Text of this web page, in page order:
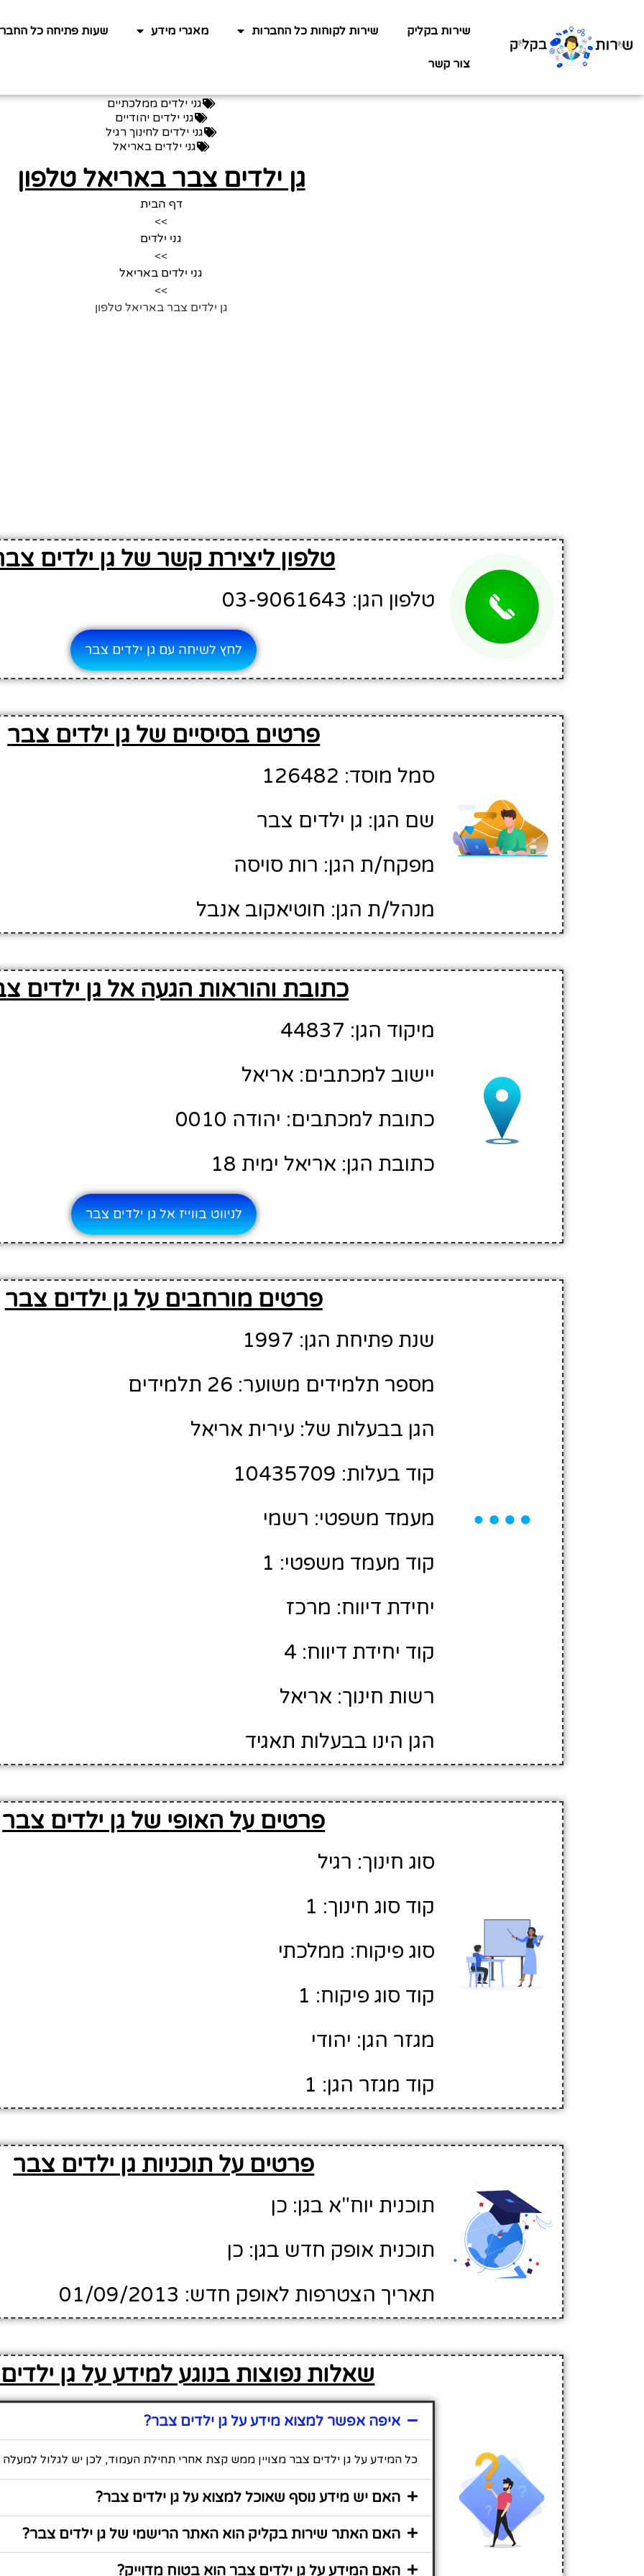
שירות בקליק שירות לקוחות כל החברות מאגרי מידע שעות פתיחה כל
צור קשר
גני ילדים ממלכתיים
גני ילדים יהודיים
גני ילדים לחינוך רגיל
גני ילדים באריאל
גן ילדים צבר באריאל טלפון
דף הבית
>>
גני ילדים
>>
גני ילדים באריאל
>>
גן ילדים צבר באריאל טלפון
טלפון ליצירת קשר של גן ילדים
טלפון הגן: 03-9061643
לחץ לשיחה עם גן ילדים צבר
פרטים בסיסיים של גן ילדים צבר
סמל מוסד: 126482
שם הגן: גן ילדים צבר
מפקח/ת הגן: רות סויסה
מנהל/ת הגן: חוטיאקוב אנבל
כתובת והוראות הגעה אל גן ילדים
מיקוד הגן: 44837
יישוב למכתבים: אריאל
כתובת למכתבים: יהודה 0010
כתובת הגן: אריאל ימית 18
לניווט בווייז אל גן ילדים צבר
פרטים מורחבים על גן ילדים צבר
שנת פתיחת הגן: 1997
מספר תלמידים משוער: 26 תלמידים
הגן בבעלות של: עירית אריאל
קוד בעלות: 10435709
מעמד משפטי: רשמי
קוד מעמד משפטי: 1
יחידת דיווח: מרכז
קוד יחידת דיווח: 4
רשות חינוך: אריאל
הגן הינו בבעלות תאגיד
פרטים על האופי של גן ילדים צבר
סוג חינוך: רגיל
קוד סוג חינוך: 1
סוג פיקוח: ממלכתי
קוד סוג פיקוח: 1
מגזר הגן: יהודי
קוד מגזר הגן: 1
פרטים על תוכניות גן ילדים צבר
תוכנית יוח"א בגן: כן
תוכנית אופק חדש בגן: כן
תאריך הצטרפות לאופק חדש: 01/09/2013
שאלות נפוצות בנוגע למידע על גן
איפה אפשר למצוא מידע על גן ילדים צבר?
כל המידע על גן ילדים צבר מצויין ממש קצת אחרי תחילת העמוד, לכן יש לגלול למעלה
האם יש מידע נוסף שאוכל למצוא על גן ילדים צבר?
האם האתר שירות בקליק הוא האתר הרישמי של גן ילדים צבר?
האם המידע על גן ילדים צבר הוא בטוח מדוייק?